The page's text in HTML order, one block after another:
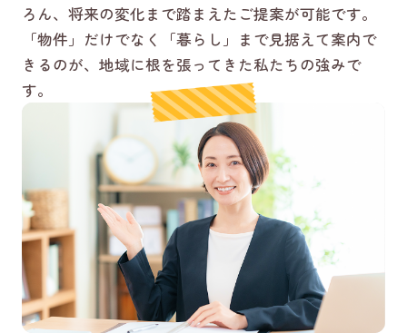
ろん、将来の変化まで踏まえたご提案が可能です。
「物件」だけでなく「暮らし」まで見据えて案内で
きるのが、地域に根を張ってきた私たちの強みで
す。